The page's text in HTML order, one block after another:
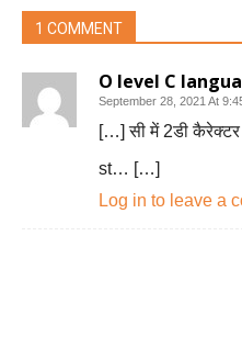
1 COMMENT
O level C
September 28, 2021 At
[…] सी में 2डी
st… […]
Log in to leave a